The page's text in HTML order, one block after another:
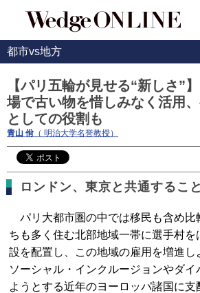
都市vs地方
【パリ五輪が見せる“新しさ”
場で古い物を惜しみなく活用
としての役割も
青山 佾 （ 明治大学名誉教授）
ロンドン、東京と共通すること
パリ大都市圏の中では移民も含め比
ちも多く住む北部地域一帯に選手村
設を配置し、この地域の雇用を増進し
ソーシャル・インクルージョンやダイ
ようとする近年のヨーロッパ諸国に